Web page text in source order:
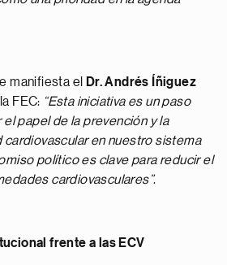
manifiesta el
Dr. Andrés Íñiguez
FEC: “Esta iniciativa es un paso
papel de la prevención y la
cardiovascular en nuestro sistema
político es clave para reducir el
cardiovasculares”.
frente a las ECV